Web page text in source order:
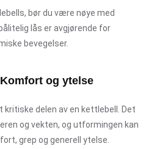
bør du være nøye med
lås er avgjørende for
bevegelser.
og ytelse
delen av en kettlebell. Det
og vekten, og utformingen kan
grep og generell ytelse.